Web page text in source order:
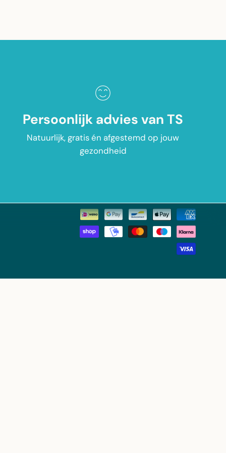
Persoonlijk advies van TS
Natuurlijk, gratis én afgestemd op jouw
gezondheid
Ontvang onze gratis Healthy,
Happy Life updates
Ontvang als eerste updates over onze
natuurlijke supplementen, gezondheidstips en
speciale aanbiedingen.